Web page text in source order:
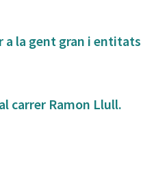
a la gent gran i entitats
carrer Ramon Llull.